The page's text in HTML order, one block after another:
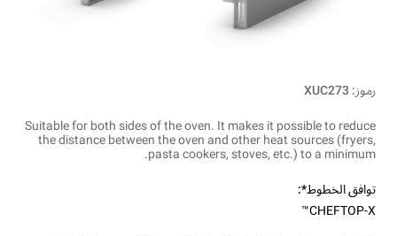
رموز: XUC273
Suitable for both sides of the oven. It makes it possible to reduce
the distance between the oven and other heat sources (fryers,
pasta cookers, stoves, etc.) to a minimum.
توافق الخطوط*:
CHEFTOP-X™